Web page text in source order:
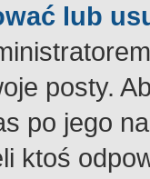
lub
posty.
po jego
ktoś